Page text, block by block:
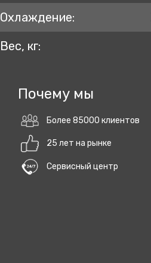
Охлаждение:
Вес, кг:
Почему мы
Более 85000 клиентов
25 лет на рынке
Сервисный центр